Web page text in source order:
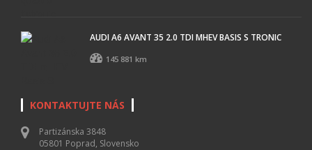
AUDI A6 AVANT 35 2.0 TDI MHEV BASIS S TRONIC
145 881 km
KONTAKTUJTE NÁS
Partizánska 3848
05801 Poprad, Slovensko